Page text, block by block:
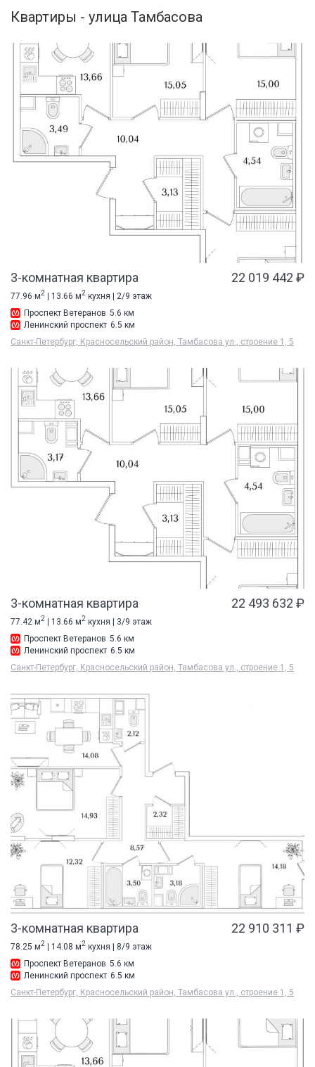
Квартиры - улица Тамбасова
3-комнатная квартира 22 019 442 ₽
77.96 м2 | 13.66 м2 кухня | 2/9 этаж
Проспект Ветеранов 5.6 км
Ленинский проспект 6.5 км
Санкт-Петербург, Красносельский район, Тамбасова ул., строение 1, 5
3-комнатная квартира 22 493 632 ₽
77.42 м2 | 13.66 м2 кухня | 3/9 этаж
Проспект Ветеранов 5.6 км
Ленинский проспект 6.5 км
Санкт-Петербург, Красносельский район, Тамбасова ул., строение 1, 5
3-комнатная квартира 22 910 311 ₽
78.25 м2 | 14.08 м2 кухня | 8/9 этаж
Проспект Ветеранов 5.6 км
Ленинский проспект 6.5 км
Санкт-Петербург, Красносельский район, Тамбасова ул., строение 1, 5